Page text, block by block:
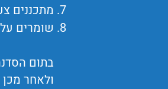
מתכננים
שומרים
בתום
ולאחר